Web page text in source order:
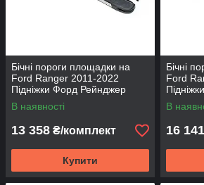
Бічні пороги площадки на
Ford Ranger 2011-2022
Підніжки Форд Рейнджер
Maya V1
В наявності
13 358 ₴/комплект
Купити
Бічні
Ford
Fullmond
В
16 141